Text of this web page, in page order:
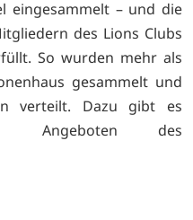
eingesammelt – und die
des Lions Clubs
So wurden mehr als
gesammelt und
verteilt. Dazu gibt es
zu Angeboten des